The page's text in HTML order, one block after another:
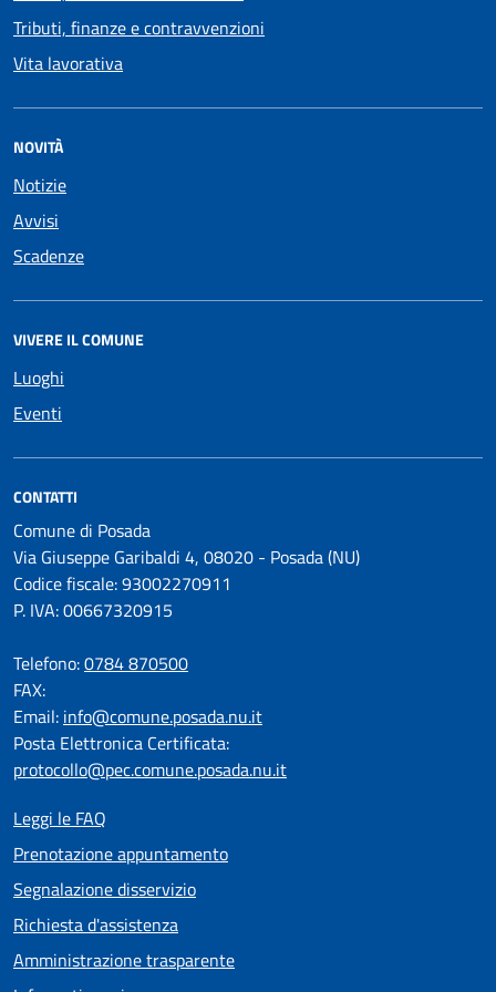
Tributi, finanze e contravvenzioni
Vita lavorativa
NOVITÀ
Notizie
Avvisi
Scadenze
VIVERE IL COMUNE
Luoghi
Eventi
CONTATTI
Comune di Posada
Via Giuseppe Garibaldi 4, 08020 - Posada (NU)
Codice fiscale: 93002270911
P. IVA: 00667320915
Telefono:0784 870500
FAX:
Email: info@comune.posada.nu.it
Posta Elettronica Certificata:
protocollo@pec.comune.posada.nu.it
Leggi le FAQ
Prenotazione appuntamento
Segnalazione disservizio
Richiesta d'assistenza
Amministrazione trasparente